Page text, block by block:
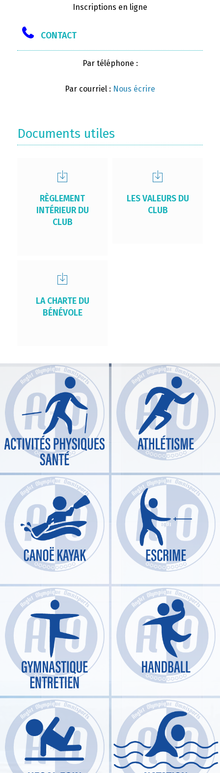
Inscriptions en ligne
CONTACT
Par téléphone :
Par courriel : Nous écrire
Documents utiles
RÈGLEMENT
INTÉRIEUR DU
CLUB
LES VALEURS DU
CLUB
LA CHARTE DU
BÉNÉVOLE